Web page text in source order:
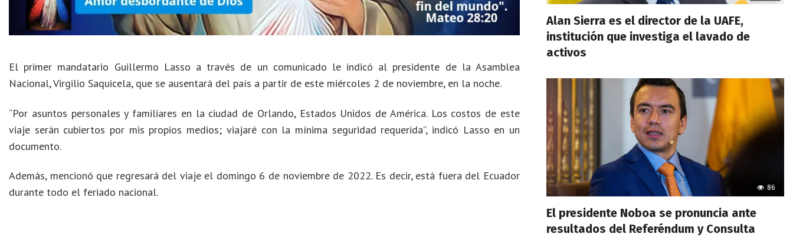
El primer mandatario Guillermo Lasso a través de un comunicado le indicó al presidente de la Asamblea
Nacional, Virgilio Saquicela, que se ausentará del país a partir de este miércoles 2 de noviembre, en la noche.
“Por asuntos personales y familiares en la ciudad de Orlando, Estados Unidos de América. Los costos de este
viaje serán cubiertos por mis propios medios; viajaré con la mínima seguridad requerida”, indicó Lasso en un
documento.
Además, mencionó que regresará del viaje el domingo 6 de noviembre de 2022. Es decir, está fuera del Ecuador
durante todo el feriado nacional.
Alan Sierra es el director de la UAFE,
institución que investiga el lavado de
activos
86
El presidente Noboa se pronuncia ante
resultados del Referéndum y Consulta